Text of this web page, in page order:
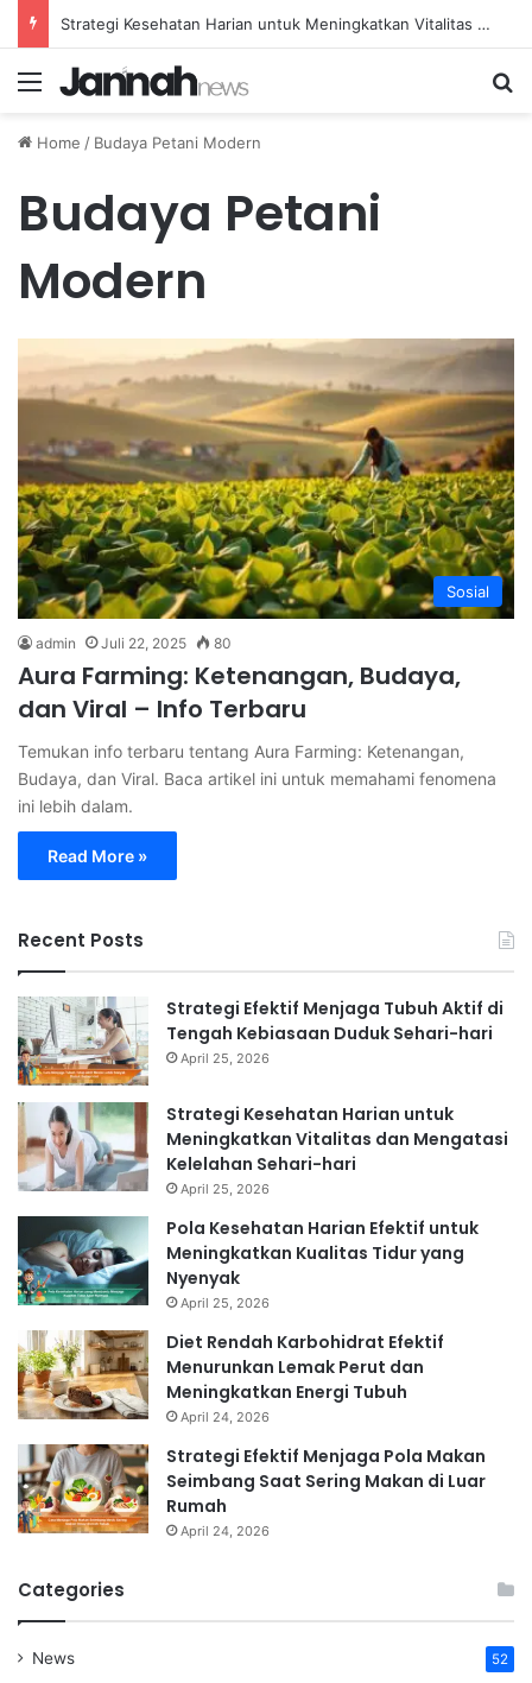
Strategi Kesehatan Harian untuk Meningkatkan Vitalitas dan Mengatasi Kelelahan Sehari-hari
Menu
Home / Budaya Petani Modern
Budaya Petani
Modern
Sosial
admin Juli 22, 2025 80
Aura Farming: Ketenangan, Budaya,
dan Viral – Info Terbaru
Temukan info terbaru tentang Aura Farming: Ketenangan,
Budaya, dan Viral. Baca artikel ini untuk memahami fenomena
ini lebih dalam.
Read More »
Recent Posts
Strategi Efektif Menjaga Tubuh Aktif di
Tengah Kebiasaan Duduk Sehari-hari
April 25, 2026
Strategi Kesehatan Harian untuk
Meningkatkan Vitalitas dan Mengatasi
Kelelahan Sehari-hari
April 25, 2026
Pola Kesehatan Harian Efektif untuk
Meningkatkan Kualitas Tidur yang
Nyenyak
April 25, 2026
Diet Rendah Karbohidrat Efektif
Menurunkan Lemak Perut dan
Meningkatkan Energi Tubuh
April 24, 2026
Strategi Efektif Menjaga Pola Makan
Seimbang Saat Sering Makan di Luar
Rumah
April 24, 2026
Categories
News 52